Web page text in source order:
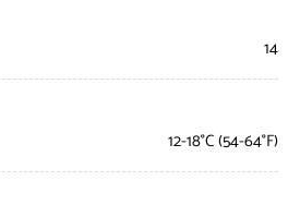
14
12-18°C (54-64°F)